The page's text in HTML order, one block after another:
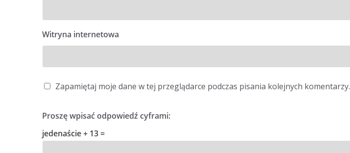
Witryna internetowa
Zapamiętaj moje dane w tej przeglądarce podczas pisania kolejnych komentarzy.
Proszę wpisać odpowiedź cyframi:
jedenaście + 13 =